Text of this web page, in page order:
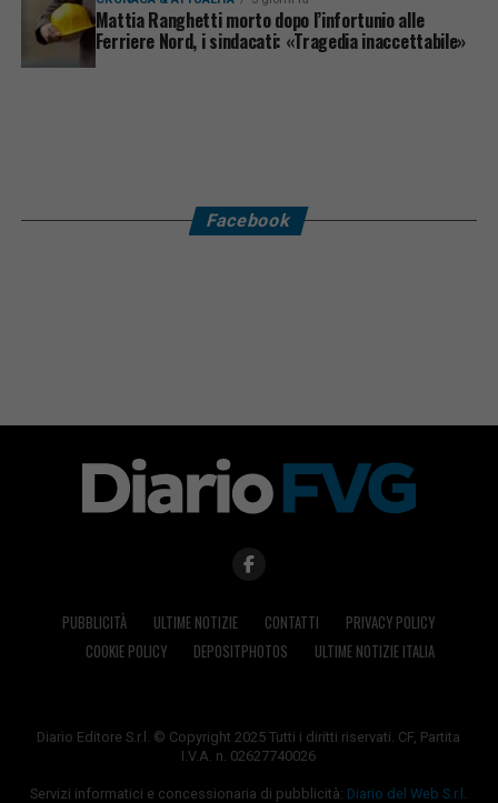
Mattia Ranghetti morto dopo l’infortunio alle
Ferriere Nord, i sindacati: «Tragedia inaccettabile»
Facebook
PUBBLICITÀ ULTIME NOTIZIE CONTATTI
PRIVACY POLICY
COOKIE POLICY
DEPOSITPHOTOS ULTIME NOTIZIE ITALIA
Diario Editore S.r.l. © Copyright 2025 Tutti i diritti riservati. CF, Partita
I.V.A. n. 02627740026
Servizi informatici e concessionaria di pubblicità: Diario del Web S.r.l.